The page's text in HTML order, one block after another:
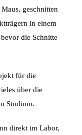
geschnitten
in einem
die Schnitte
für die
über die
Studium.
direkt im Labor,